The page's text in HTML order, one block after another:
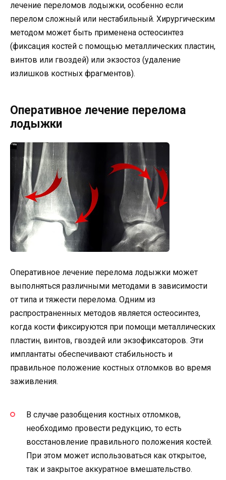
лечение переломов лодыжки, особенно если
перелом сложный или нестабильный. Хирургическим
методом может быть применена остеосинтез
(фиксация костей с помощью металлических пластин,
винтов или гвоздей) или экзостоз (удаление
излишков костных фрагментов).
Оперативное лечение перелома
лодыжки
Оперативное лечение перелома лодыжки может
выполняться различными методами в зависимости
от типа и тяжести перелома. Одним из
распространенных методов является остеосинтез,
когда кости фиксируются при помощи металлических
пластин, винтов, гвоздей или экзофиксаторов. Эти
имплантаты обеспечивают стабильность и
правильное положение костных отломков во время
заживления.
В случае разобщения костных отломков,
необходимо провести редукцию, то есть
восстановление правильного положения костей.
При этом может использоваться как открытое,
так и закрытое аккуратное вмешательство.